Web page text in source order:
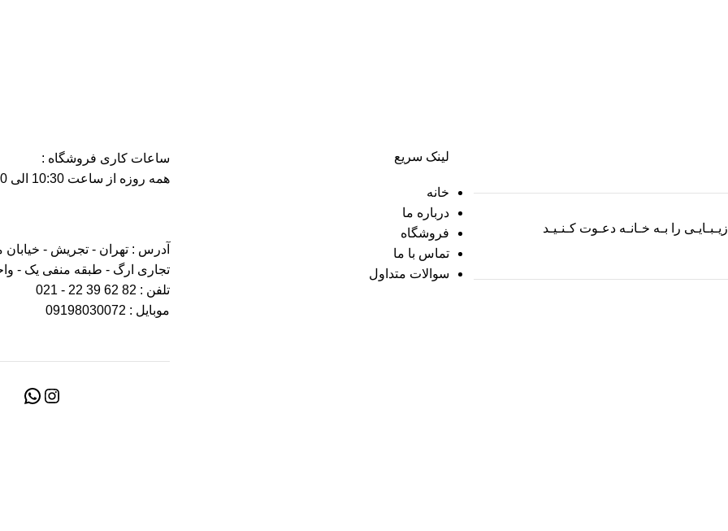
زیـبـایـی را بـه خـانـه دعـوت کـنـیـد
لینک سریع
خانه
درباره ما
فروشگاه
تماس با ما
سوالات متداول
ساعات کاری فروشگاه :
همه روزه از ساعت 10:30 الی 21:30
آدرس : تهران - تجریش -
تجاری ارگ - طبقه منفی یک - واحد
تلفن : 82 62 39 22 - 021
موبایل : 09198030072